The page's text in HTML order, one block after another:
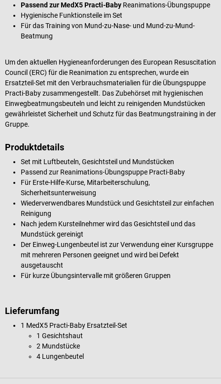
Passend zur MedX5 Practi-Baby Reanimations-Übungspuppe
Hygienische Funktionsteile im Set
Für das Training von Mund-zu-Nase- und Mund-zu-Mund-
Beatmung
Um den aktuellen Hygieneanforderungen des European Resuscitation
Council (ERC) für die Reanimation zu entsprechen, wurde ein
Ersatzteil-Set mit den Verbrauchsmaterialien für die Übungspuppe
Practi-Baby zusammengestellt. Das Zubehörset mit hygienischen
Einwegbeatmungsbeuteln und leicht zu reinigenden Mundstücken
gewährleistet Sicherheit und Schutz für das Beatmungstraining in der
Gruppe.
Produktdetails
Set mit Luftbeuteln, Gesichtsteil und Mundstücken
Passend zur Reanimations-Übungspuppe Practi-Baby
Für Erste-Hilfe-Kurse, Mitarbeiterschulung,
Sicherheitsunterweisung
Wiederverwendbares Mundstück und Gesichtsteil zur einfachen
Reinigung
Nach jedem Kursteilnehmer wird das Gesichtsteil und das
Mundstück gereinigt
Der Einweg-Lungenbeutel ist zur Verwendung einer Kursgruppe
mit mehreren Personen geeignet und wird bei Defekt
ausgetauscht
Für kurze Übungsintervalle mit größeren Gruppen
Lieferumfang
1 MedX5 Practi-Baby Ersatzteil-Set
1 Gesichtshaut
2 Mundstücke
4 Lungenbeutel